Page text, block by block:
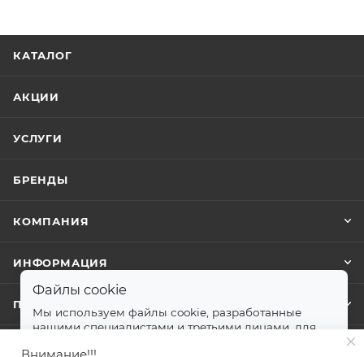
КАТАЛОГ
АКЦИИ
УСЛУГИ
БРЕНДЫ
КОМПАНИЯ
ИНФОРМАЦИЯ
ПОМОЩЬ
Файлы cookie
Мы используем файлы cookie, разработанные
нашими специалистами и третьими лицами, для